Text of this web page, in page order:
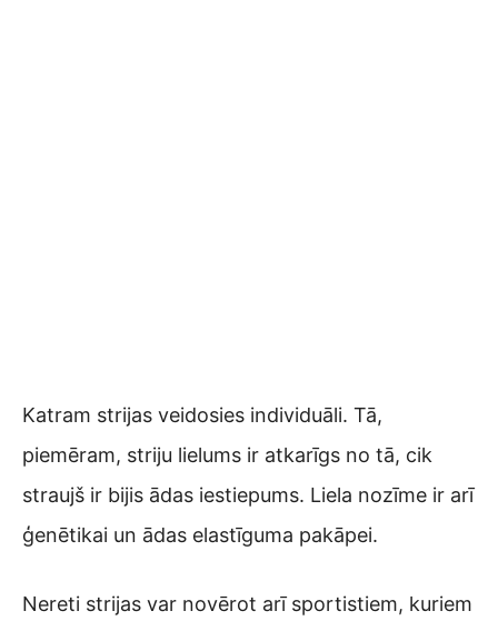
Katram strijas veidosies individuāli. Tā,
piemēram, striju lielums ir atkarīgs no tā, cik
straujš ir bijis ādas iestiepums. Liela nozīme ir arī
ģenētikai un ādas elastīguma pakāpei.
Nereti strijas var novērot arī sportistiem, kuriem